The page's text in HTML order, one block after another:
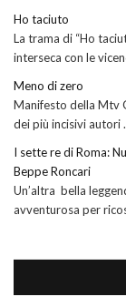
Ho taciuto
La trama di “Ho
interseca con le
Meno di zero
Manifesto della Mtv
dei più incisivi autori
I sette re di Roma:
Beppe Roncari
Un’altra bella
avventurosa per